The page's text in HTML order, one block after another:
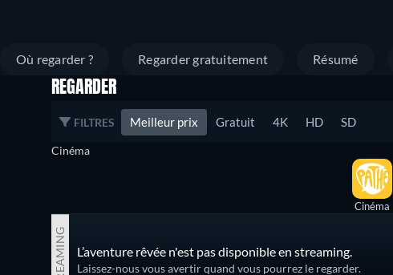
Où regarder ? Regarder gratuitement Résumé
REGARDER
FILTRES Meilleur prix Gratuit 4K HD SD
Cinéma
Cinéma
STREAMING L’aventure rêvée n'est pas disponible en streaming.
Laissez-nous vous avertir quand vous pourrez le regarder.